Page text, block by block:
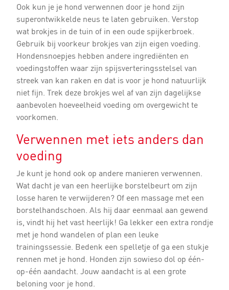
Ook kun je je hond verwennen door je hond zijn
superontwikkelde neus te laten gebruiken. Verstop
wat brokjes in de tuin of in een oude spijkerbroek.
Gebruik bij voorkeur brokjes van zijn eigen voeding.
Hondensnoepjes hebben andere ingrediënten en
voedingstoffen waar zijn spijsverteringsstelsel van
streek van kan raken en dat is voor je hond natuurlijk
niet fijn. Trek deze brokjes wel af van zijn dagelijkse
aanbevolen hoeveelheid voeding om overgewicht te
voorkomen.
Verwennen met iets anders dan
voeding
Je kunt je hond ook op andere manieren verwennen.
Wat dacht je van een heerlijke borstelbeurt om zijn
losse haren te verwijderen? Of een massage met een
borstelhandschoen. Als hij daar eenmaal aan gewend
is, vindt hij het vast heerlijk! Ga lekker een extra rondje
met je hond wandelen of plan een leuke
trainingssessie. Bedenk een spelletje of ga een stukje
rennen met je hond. Honden zijn sowieso dol op één-
op-één aandacht. Jouw aandacht is al een grote
beloning voor je hond.